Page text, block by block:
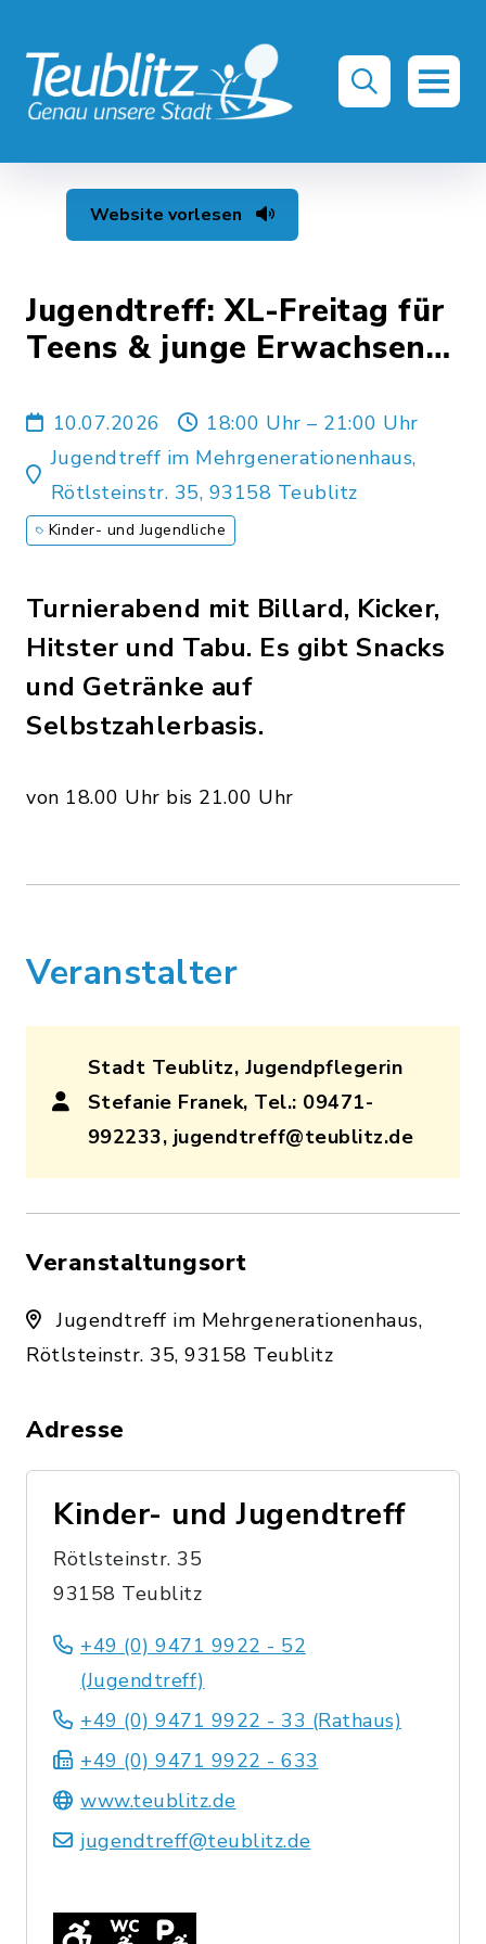
Website vorlesen
Jugendtreff: XL-Freitag für
Teens & junge Erwachsene
10.07.2026
18:00 Uhr – 21:00 Uhr
Jugendtreff im Mehrgenerationenhaus,
Rötlsteinstr. 35, 93158 Teublitz
Kinder- und Jugendliche
Turnierabend mit Billard, Kicker,
Hitster und Tabu. Es gibt Snacks
und Getränke auf
Selbstzahlerbasis.
von 18.00 Uhr bis 21.00 Uhr
Veranstalter
Stadt Teublitz, Jugendpflegerin
Stefanie Franek, Tel.: 09471-
992233, jugendtreff@teublitz.de
Veranstaltungsort
Jugendtreff im Mehrgenerationenhaus,
Rötlsteinstr. 35, 93158 Teublitz
Adresse
Kinder- und Jugendtreff
Rötlsteinstr. 35
93158 Teublitz
+49 (0) 9471 9922 - 52
(Jugendtreff)
+49 (0) 9471 9922 - 33 (Rathaus)
+49 (0) 9471 9922 - 633
www.teublitz.de
jugendtreff@teublitz.de